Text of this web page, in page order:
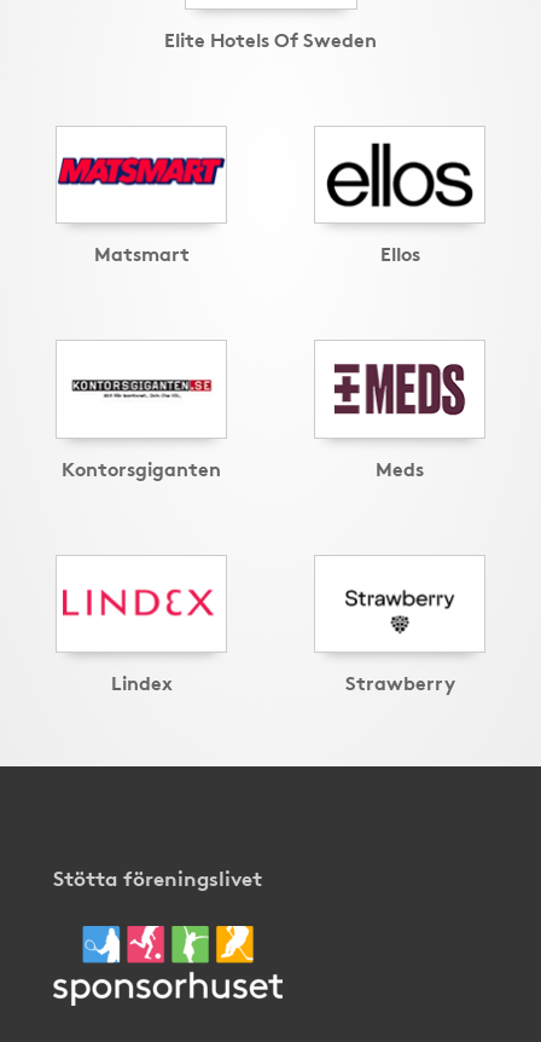
Elite Hotels Of Sweden
Matsmart Ellos
Kontorsgiganten Meds
Lindex Strawberry
Stötta föreningslivet